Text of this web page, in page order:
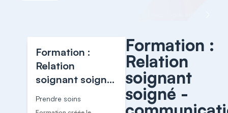
Formation :
Relation
soignant soigné
- communication
thérapeutique
Prendre soins
Formation :
Relation
soignant
soigné -